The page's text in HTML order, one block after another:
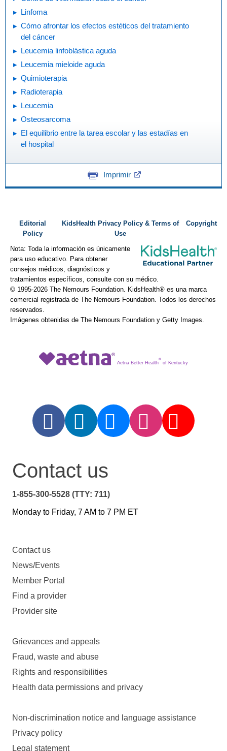
Linfoma
Cómo afrontar los efectos estéticos del tratamiento
del cáncer
Leucemia linfoblástica aguda
Leucemia mieloide aguda
Quimioterapia
Radioterapia
Leucemia
Osteosarcoma
El equilibrio entre la tarea escolar y las estadías en
el hospital
Imprimir
Editorial
Policy
KidsHealth Privacy Policy & Terms of
Use
Copyright
Nota: Toda la información es únicamente
para uso educativo. Para obtener
consejos médicos, diagnósticos y
tratamientos específicos, consulte con su médico.
© 1995-2026 The Nemours Foundation. KidsHealth® es una marca
comercial registrada de The Nemours Foundation. Todos los derechos
reservados.
Imágenes obtenidas de The Nemours Foundation y Getty Images.
Aetna Better Health
®
of Kentucky
Contact us
1-855-300-5528 (TTY: 711)
Monday to Friday, 7 AM to 7 PM ET
Contact us
News/Events
Member Portal
Find a provider
Provider site
Grievances and appeals
Fraud, waste and abuse
Rights and responsibilities
Health data permissions and privacy
Non-discrimination notice and language assistance
Privacy policy
Legal statement